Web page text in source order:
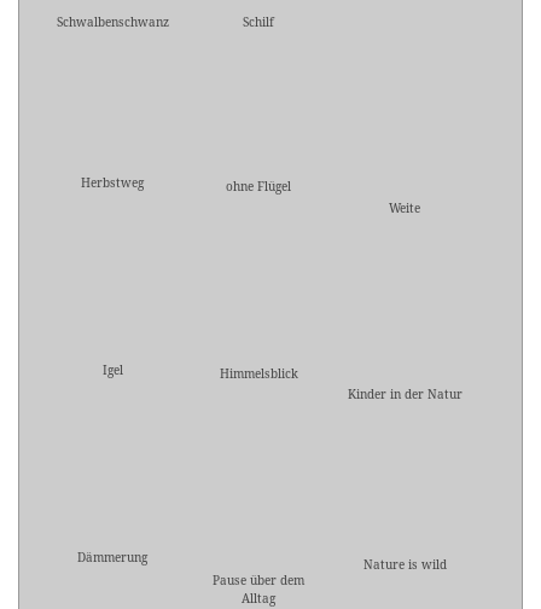
Schwalbenschwanz Schilf
Herbstweg
ohne Flügel
Weite
Igel
Himmelsblick
Kinder in der Natur
Dämmerung
Pause über dem
Alltag
Nature is wild